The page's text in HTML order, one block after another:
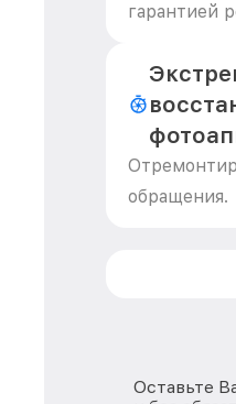
гарантией
обращения.
Оставьте